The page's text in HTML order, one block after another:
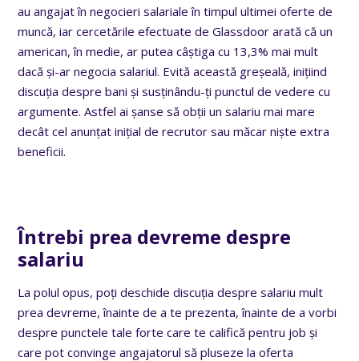
au angajat în negocieri salariale în timpul ultimei oferte de
muncă, iar cercetările efectuate de Glassdoor arată că un
american, în medie, ar putea câștiga cu 13,3% mai mult
dacă și-ar negocia salariul. Evită această greșeală, inițiind
discuția despre bani și susținându-ți punctul de vedere cu
argumente. Astfel ai șanse să obții un salariu mai mare
decât cel anunțat inițial de recrutor sau măcar niște extra
beneficii.
Întrebi prea devreme despre
salariu
La polul opus, poți deschide discuția despre salariu mult
prea devreme, înainte de a te prezenta, înainte de a vorbi
despre punctele tale forte care te califică pentru job și
care pot convinge angajatorul să pluseze la oferta